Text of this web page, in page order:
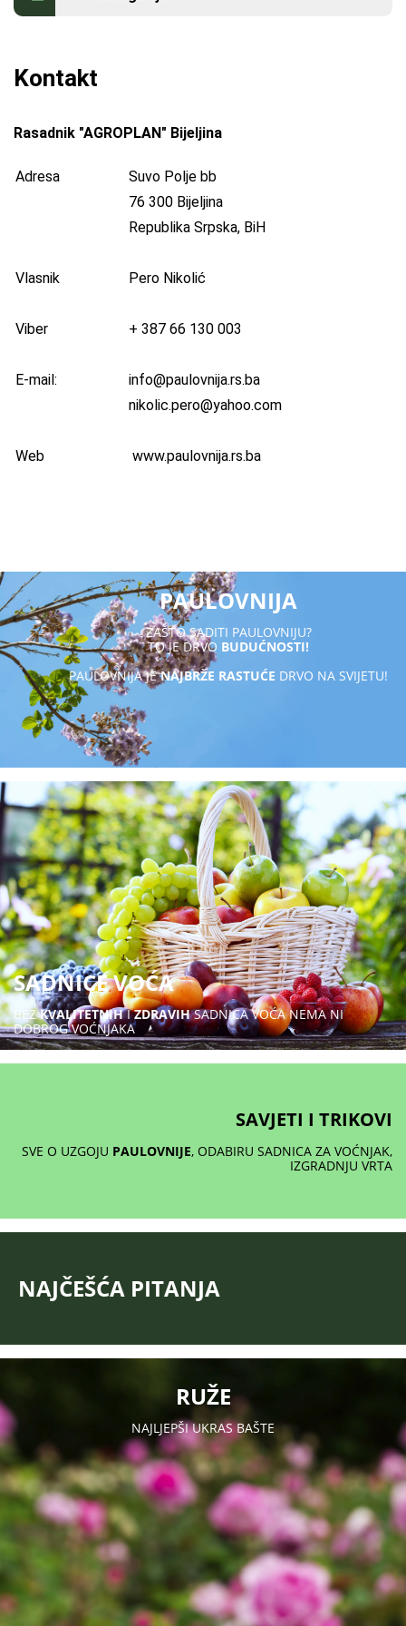
Kontakt
Kontakt
Rasadnik "AGROPLAN" Bijeljina
Adresa
Suvo Polje bb
76 300 Bijeljina
Republika Srpska, BiH
Vlasnik Pero Nikolić
Viber + 387 66 130 003
E-mail:
info@paulovnija.rs.ba
nikolic.pero@yahoo.com
Web www.paulovnija.rs.ba
PAULOVNIJA
ZAŠTO SADITI PAULOVNIJU?
TO JE DRVO BUDUĆNOSTI!
PAULOVNIJA JENAJBRŽE RASTUĆE DRVO NA SVIJETU!
SADNICE VOĆA
BEZKVALITETNIHIZDRAVIHSADNICA VOĆA NEMA NI
DOBROG VOĆNJAKA
SAVJETI I TRIKOVI
SVE O UZGOJU PAULOVNIJE, ODABIRU SADNICA ZA VOĆNJAK,
IZGRADNJU VRTA
NAJČEŠĆA PITANJA
RUŽE
NAJLJEPŠI UKRAS BAŠTE